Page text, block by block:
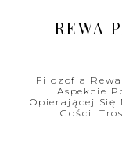
REWA
Filozofia
Aspekcie
Opierającej Się
Gości.